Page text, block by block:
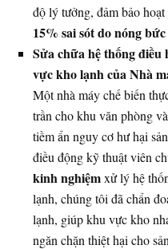
độ lý tưởng, đảm bảo
15% sai sót do nóng bức
Sửa chữa hệ thống
vực kho lạnh của Nhà
Một nhà máy chế biến
trần cho khu văn phòng
tiềm ẩn nguy cơ hư hại
điều động kỹ thuật viên
kinh nghiệmxử lý hệ
lạnh, chúng tôi đã chẩn
lạnh, giúp khu vực kho
ngăn chặn thiệt hại cho